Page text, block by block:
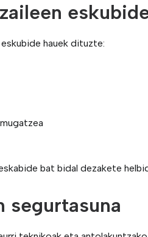
hauek dituzte:
bat bidal dezakete
segurtasuna